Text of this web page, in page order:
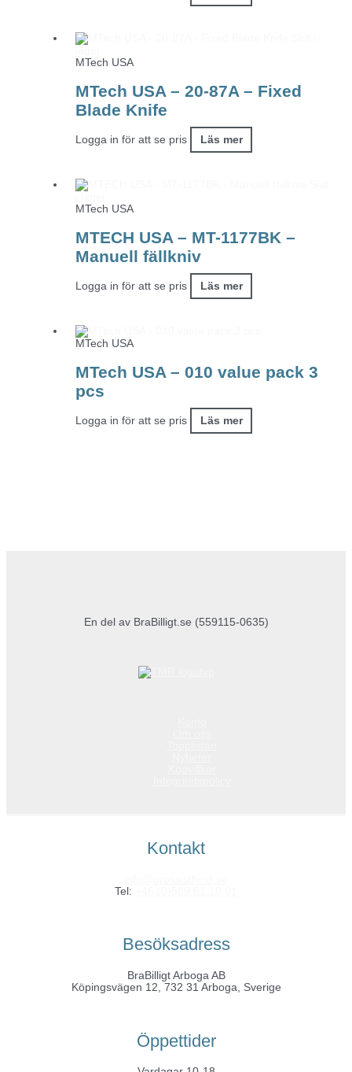
MTech USA
MTech USA – 20-87A – Fixed
Blade Knife
Logga in för att se pris Läs mer
MTech USA
MTECH USA – MT-1177BK –
Manuell fällkniv
Logga in för att se pris Läs mer
MTech USA
MTech USA – 010 value pack 3
pcs
Logga in för att se pris Läs mer
En del av BraBilligt.se (559115-0635)
Kontakt
Tel:
Besöksadress
BraBilligt Arboga AB
Köpingsvägen 12, 732 31 Arboga, Sverige
Öppettider